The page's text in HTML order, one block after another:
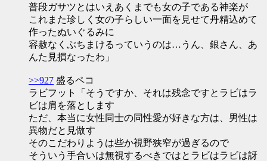
普段ガサツとはいえあくまでも女の子である神楽が
これまた珍しく女の子らしい一面を見せて丹精込めて
作ったぬいぐるみに
容赦なくぶちまけるっていうのは…うん、銀さん、あ
んた見損なったわ」
>>927 盛るペコ
ラビフット「そうですか、それは残念ですとラビはラ
ビは肩を落とします
ただ、本当に女性同士の同性愛が好きな方は、男性は
異物だと見做す
そのこだわりようは些か視野狭窄が過ぎるので
そういう手合いは無視するべきではとラビはラビは訝